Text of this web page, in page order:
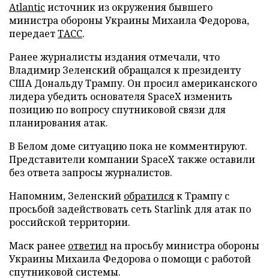
Atlanticисточник из окружения бывшего
министра обороны Украины Михаила Федорова,
передаетТАСС.
Ранее журналисты издания отмечали, что
Владимир Зеленский обращался к президенту
США Дональду Трампу. Он просил американского
лидера убедить основателя SpaceX изменить
позицию по вопросу спутниковой связи для
планирования атак.
В Белом доме ситуацию пока не комментируют.
Представители компании SpaceX также оставили
без ответа запросы журналистов.
Напомним, Зеленский обратилсяк Трампу с
просьбой задействовать сеть Starlink для атак по
российской территории.
Маск ранее ответилна просьбу министра обороны
Украины Михаила Федорова о помощи с работой
спутниковой системы.